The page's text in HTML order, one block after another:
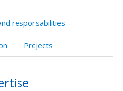
responsabilities
Projects